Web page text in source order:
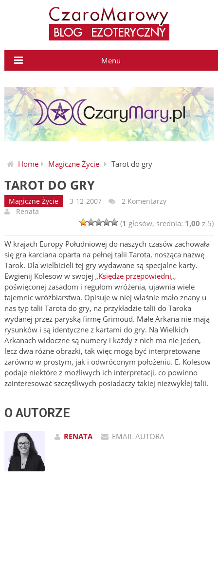
Menu
Home Magiczne Życie Tarot do gry
TAROT DO GRY
Magiczne Życie 3-12-2007
2 Komentarzy
Renata
(1 głosów, średnia: 1,00 z 5)
W krajach Europy Południowej do naszych czasów zachowała
się gra karciana oparta na pełnej talii Tarota, nosząca nazwę
Tarok. Dla wielbicieli tej gry wydawane są specjalne karty.
Ewgienij Kolesow w swojej „Księdze przepowiedni„,
poświęconej zasadom i regułom wróżenia, ujawnia wiele
tajemnic wróżbiarstwa. Opisuje w niej właśnie mało znany u
nas typ talii Tarota do gry, na przykładzie talii do Taroka
wydanej przez paryską firmę Grimoud. Małe Arkana nie mają
rysunków i są identyczne z kartami do gry. Na Wielkich
Arkanach widoczne są numery i każdy z nich ma nie jeden,
lecz dwa różne obrazki, tak więc mogą być interpretowane
zarówno w prostym, jak i odwróconym położeniu. E. Kolesow
podaje niektóre z możliwych ich interpretacji, co powinno
zainteresować szczęśliwych posiadaczy takiej niezwykłej talii.
O AUTORZE
RENATA EMAIL AUTORA